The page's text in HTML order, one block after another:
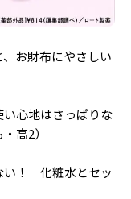
お財布にやさしい
い心地はさっぱりな
高2）
い！ 化粧水とセッ